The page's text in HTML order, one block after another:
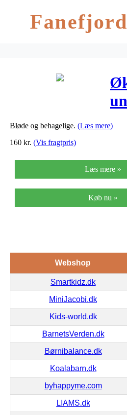
Bløde og behagelige. (Læs mere)
160 kr. (Vis fragtpris)
Læs mere »
Køb nu »
Webshop
Smartkidz.dk
MiniJacobi.dk
Kids-world.dk
BarnetsVerden.dk
Børnibalance.dk
Koalabarn.dk
byhappyme.com
LIAMS.dk